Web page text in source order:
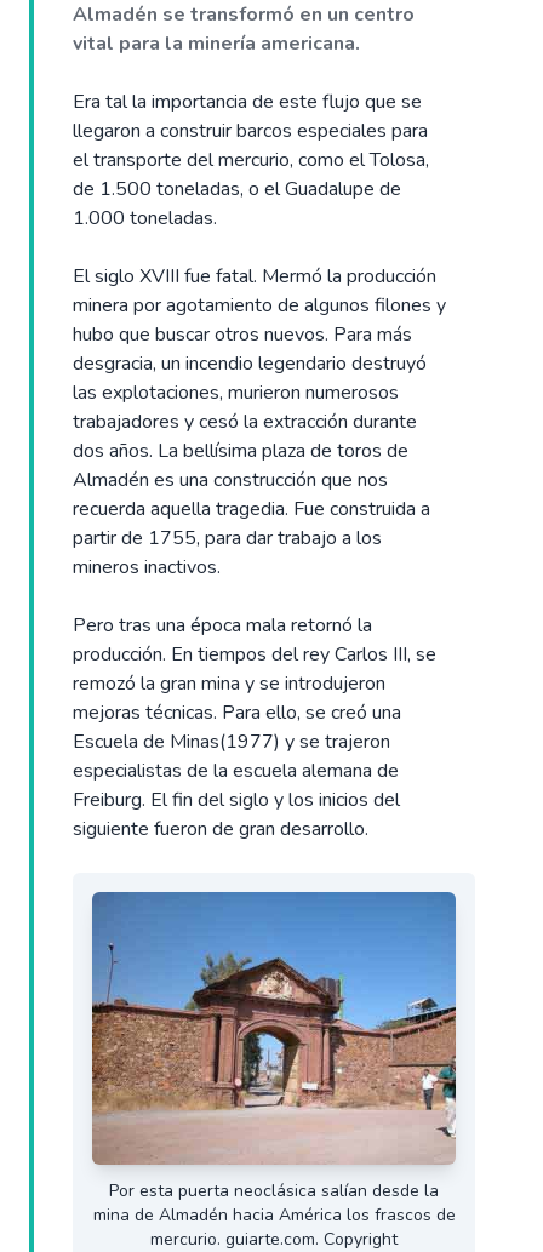
Almadén se transformó en un centro
vital para la minería americana.
Era tal la importancia de este flujo que se
llegaron a construir barcos especiales para
el transporte del mercurio, como el Tolosa,
de 1.500 toneladas, o el Guadalupe de
1.000 toneladas.
El siglo XVIII fue fatal. Mermó la producción
minera por agotamiento de algunos filones y
hubo que buscar otros nuevos. Para más
desgracia, un incendio legendario destruyó
las explotaciones, murieron numerosos
trabajadores y cesó la extracción durante
dos años. La bellísima plaza de toros de
Almadén es una construcción que nos
recuerda aquella tragedia. Fue construida a
partir de 1755, para dar trabajo a los
mineros inactivos.
Pero tras una época mala retornó la
producción. En tiempos del rey Carlos III, se
remozó la gran mina y se introdujeron
mejoras técnicas. Para ello, se creó una
Escuela de Minas(1977) y se trajeron
especialistas de la escuela alemana de
Freiburg. El fin del siglo y los inicios del
siguiente fueron de gran desarrollo.
Por esta puerta neoclásica salían desde la
mina de Almadén hacia América los frascos de
mercurio. guiarte.com. Copyright